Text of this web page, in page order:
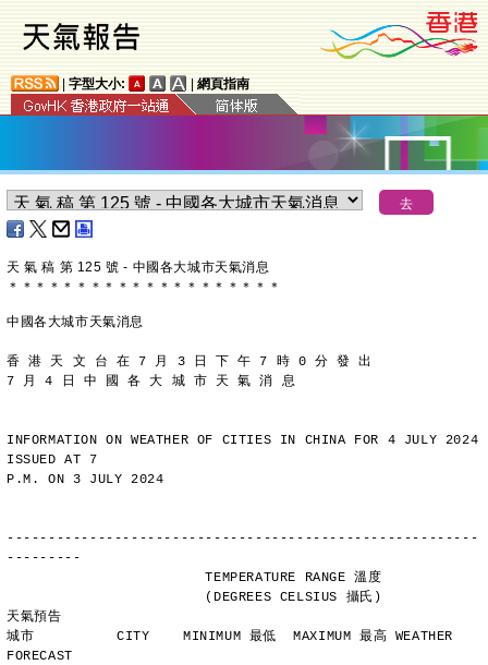
字型大小: 網頁指南
天 氣 稿 第 125 號 - 中國各大城市天氣消息
＊ ＊ ＊ ＊ ＊ ＊ ＊ ＊ ＊ ＊ ＊ ＊ ＊ ＊ ＊ ＊ ＊ ＊ ＊ ＊
中國各大城市天氣消息
香 港 天 文 台 在 7 月 3 日 下 午 7 時 0 分 發 出
7 月 4 日 中 國 各 大 城 市 天 氣 消 息
INFORMATION ON WEATHER OF CITIES IN CHINA FOR 4 JULY 2024
ISSUED AT 7
P.M. ON 3 JULY 2024
---------------------------------------------------------
---------
                        TEMPERATURE RANGE 溫度
天氣預告
城市          CITY    MINIMUM 最低  MAXIMUM 最高 WEATHER
FORECAST